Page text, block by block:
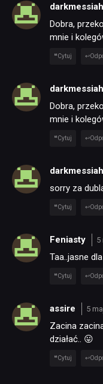
Dobra,
mnie i
Cytuj
Dobra,
mnie i
Cytuj
sorry za
Cytuj
Feniasty 5
Taa..jasne
Cytuj
assire 5
Zacina
działać.. 😛
Cytuj